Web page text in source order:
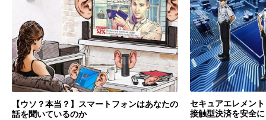
【ウソ？本当？】スマートフォンはあなたの
話を聞いているのか
セキュアエレメン
接触型決済を安全に